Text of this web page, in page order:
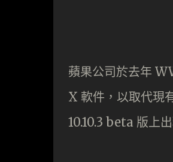
蘋果公司於去年
X 軟件，以取代現
10.10.3 beta 版上出